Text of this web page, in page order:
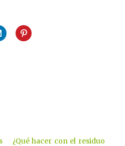
¿Qué hacer con el residuo